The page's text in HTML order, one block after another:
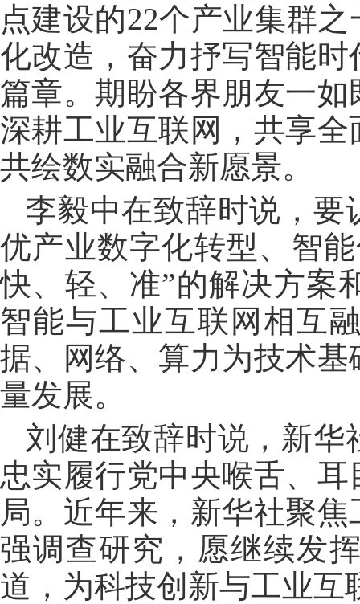
点建设的22个产业集群
化改造，奋力抒写智能
篇章。期盼各界朋友一
深耕工业互联网，共享
共绘数实融合新愿景。
李毅中在致辞时说，要
优产业数字化转型、智
快、轻、准”的解决方案
智能与工业互联网相互
据、网络、算力为技术
量发展。
刘健在致辞时说，新华
忠实履行党中央喉舌、
局。近年来，新华社聚
强调查研究，愿继续发
道，为科技创新与工业互